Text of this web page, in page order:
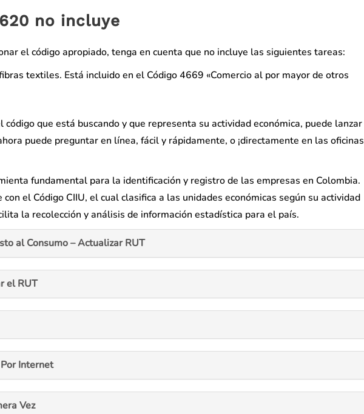
no incluye
el código apropiado, tenga en cuenta que no incluye las siguientes tareas:
textiles. Está incluido en el Código 4669 «Comercio al por mayor de otros
código que está buscando y que representa su actividad económica, puede lanzar
puede preguntar en línea, fácil y rápidamente, o ¡directamente en las oficinas
fundamental para la identificación y registro de las empresas en Colombia.
el Código CIIU, el cual clasifica a las unidades económicas según su actividad
la recolección y análisis de información estadística para el país.
al Consumo – Actualizar RUT
el RUT
Internet
Vez